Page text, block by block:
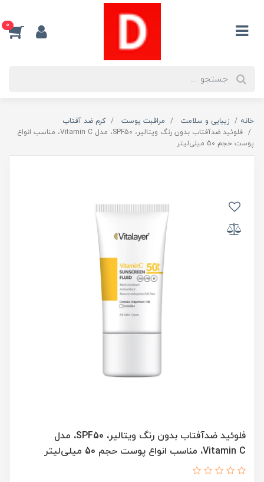
0
خانه زیبایی و سلامت مراقبت پوست
کرم ضد آفتاب
فلوئید ضدآفتاب بدون ‌رنگ ویتالیر، SPF50، مدل Vitamin C، مناسب انواع
پوست حجم 50 میلی‌لیتر
فلوئید ضدآفتاب بدون ‌رنگ ویتالیر، SPF50، مدل
Vitamin C، مناسب انواع پوست حجم 50 میلی‌لیتر